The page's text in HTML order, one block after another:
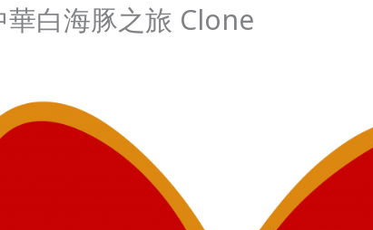
白海豚之旅 Clone